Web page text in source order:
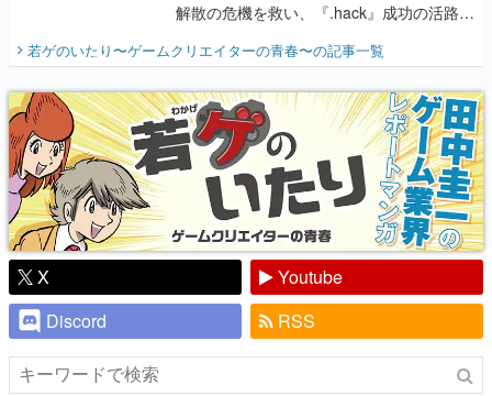
解散の危機を救い、『.hack』成功の活路を
開く。業界の快男児・松山 洋に流れる血は
『少年ジャンプ』色だった【若ゲのいた
り】
若ゲのいたり〜ゲームクリエイターの青春〜の記事一覧
X
Youtube
Discord
RSS